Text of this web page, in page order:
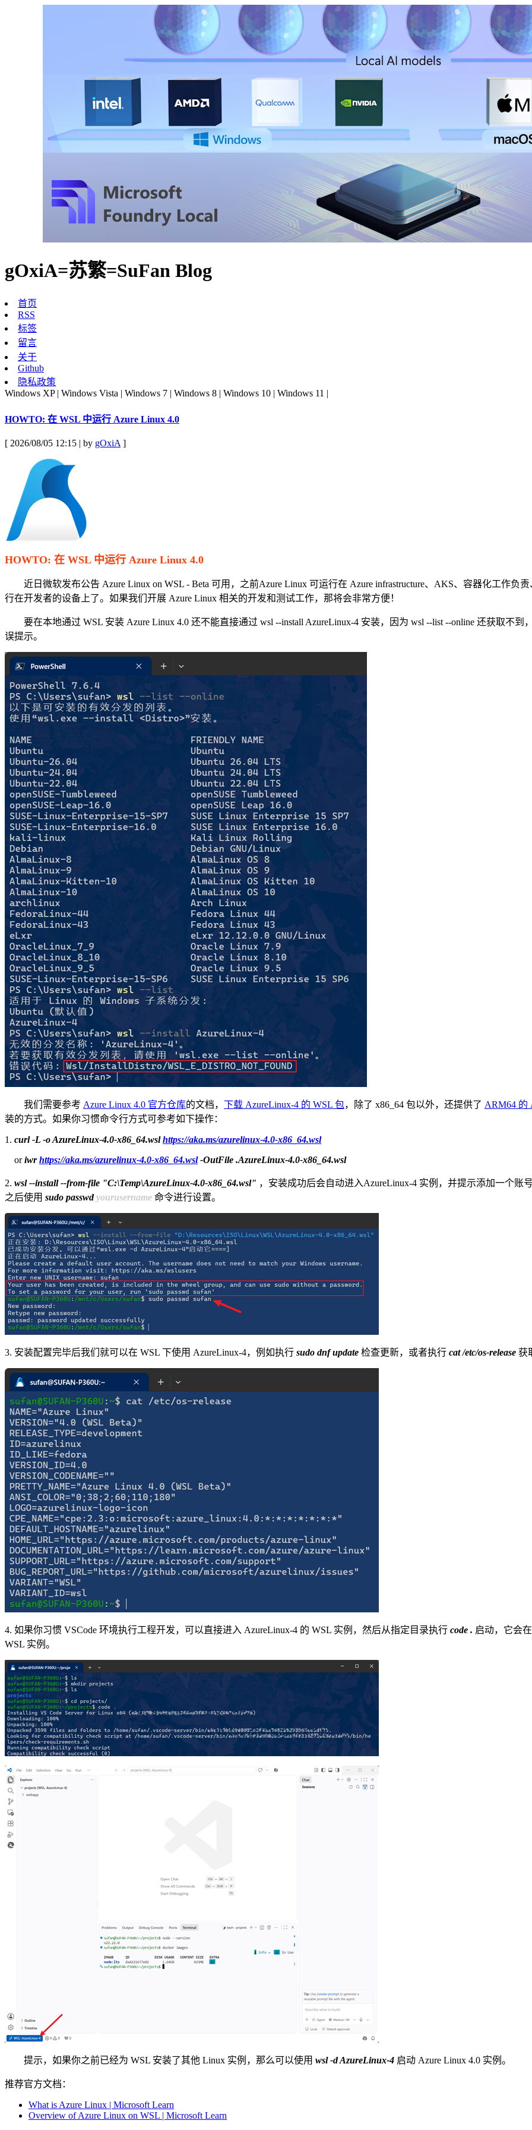
gOxiA=苏繁=SuFan Blog
首页
RSS
标签
留言
关于
Github
隐私政策
Windows XP | Windows Vista | Windows 7 | Windows 8 | Windows 10 | Windows 11 |
HOWTO: 在 WSL 中运行 Azure Linux 4.0
[ 2026/08/05 12:15 | by gOxiA]
HOWTO: 在 WSL 中运行 Azure Linux 4.0
近日微软发布公告 Azure Linux on WSL - Beta 可用，之前Azure Linux 可运行在 Azure infrastructure、AKS、容器化工作负责
行在开发者的设备上了。如果我们开展 Azure Linux 相关的开发和测试工作，那将会非常方便！
要在本地通过 WSL 安装 Azure Linux 4.0 还不能直接通过 wsl --install AzureLinux-4 安装，因为 wsl --list --online 还获取不到
误提示。
我们需要参考 Azure Linux 4.0 官方仓库的文档， 下载 AzureLinux-4 的 WSL 包，除了 x86_64 包以外，还提供了 ARM64 的
装的方式。如果你习惯命令行方式可参考如下操作：
1. curl -L -o AzureLinux-4.0-x86_64.wslhttps://aka.ms/azurelinux-4.0-x86_64.wsl
oriwrhttps://aka.ms/azurelinux-4.0-x86_64.wsl-OutFile .AzureLinux-4.0-x86_64.wsl
2. wsl --install --from-file "C:\Temp\AzureLinux-4.0-x86_64.wsl" ，安装成功后会自动进入AzureLinux-4 实例，并提示添加一个
之后使用 sudo passwdyourusername 命令进行设置。
3. 安装配置完毕后我们就可以在 WSL 下使用 AzureLinux-4，例如执行 sudo dnf update 检查更新，或者执行 cat /etc/os-release 获
4. 如果你习惯 VSCode 环境执行工程开发，可以直接进入 AzureLinux-4 的 WSL 实例，然后从指定目录执行 code . 启动，它会
WSL 实例。
提示，如果你之前已经为 WSL 安装了其他 Linux 实例，那么可以使用 wsl -d AzureLinux-4 启动 Azure Linux 4.0 实例。
推荐官方文档：
What is Azure Linux | Microsoft Learn
Overview of Azure Linux on WSL | Microsoft Learn